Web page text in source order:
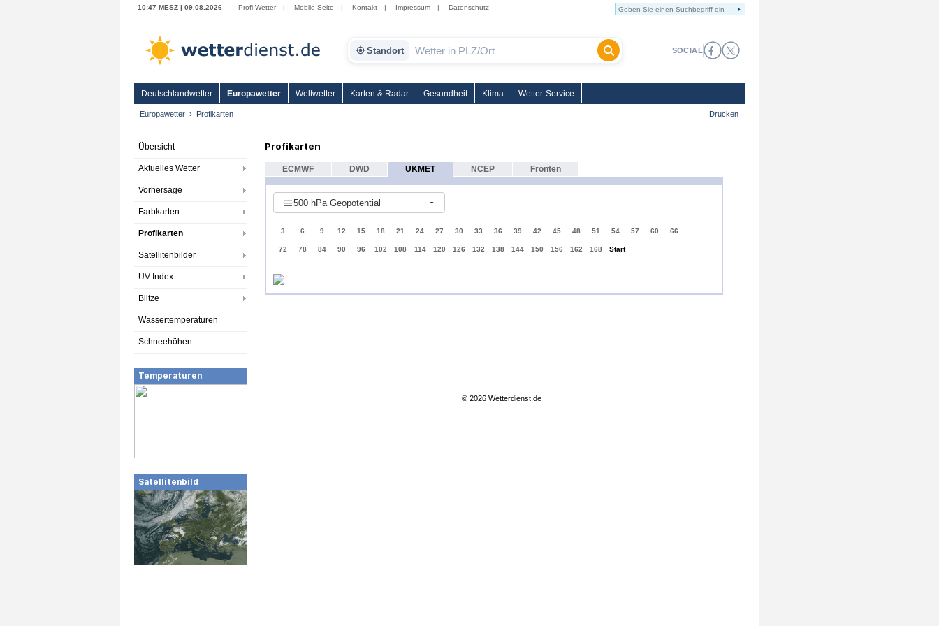
10:47 MESZ | 09.08.2026 Profi-Wetter | Mobile Seite | Kontakt | Impressum | Datenschutz
Standort SOCIAL
Deutschlandwetter Europawetter Weltwetter Karten & Radar Gesundheit Klima Wetter-Service
Europawetter Profikarten Drucken
Übersicht
Aktuelles Wetter
Vorhersage
Farbkarten
Profikarten
Satellitenbilder
UV-Index
Blitze
Wassertemperaturen
Schneehöhen
Temperaturen
Satellitenbild
Profikarten
ECMWF DWD UKMET NCEP Fronten
500 hPa Geopotential
3 6 9 12 15 18 21 24 27 30 33 36 39 42 45 48 51 54 57 60 66
72 78 84 90 96 102 108 114 120 126 132 138 144 150 156 162 168 Start
© 2026 Wetterdienst.de